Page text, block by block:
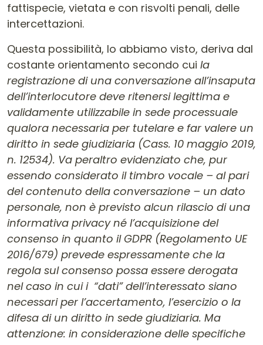
fattispecie, vietata e con risvolti penali, delle
intercettazioni.
Questa possibilità, lo abbiamo visto, deriva dal
costante orientamento secondo cui la
registrazione di una conversazione all’insaputa
dell’interlocutore deve ritenersi legittima e
validamente utilizzabile in sede processuale
qualora necessaria per tutelare e far valere un
diritto in sede giudiziaria (Cass. 10 maggio 2019,
n. 12534). Va peraltro evidenziato che, pur
essendo considerato il timbro vocale – al pari
del contenuto della conversazione – un dato
personale, non è previsto alcun rilascio di una
informativa privacy né l’acquisizione del
consenso in quanto il GDPR (Regolamento UE
2016/679) prevede espressamente che la
regola sul consenso possa essere derogata
nel caso in cui i “dati” dell’interessato siano
necessari per l’accertamento, l’esercizio o la
difesa di un diritto in sede giudiziaria. Ma
attenzione: in considerazione delle specifiche